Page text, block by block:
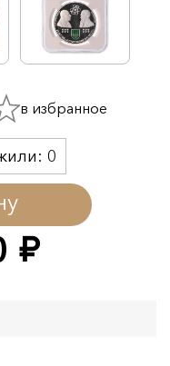
руб.
0
в избранное